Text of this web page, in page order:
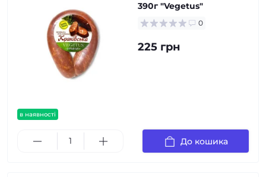
в наявності
390г "Vegetus"
0
225 грн
До кошика